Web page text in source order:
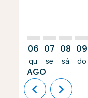
06
qu
AGO
07
se
08
sá
09
do
chevron_left chevron_right